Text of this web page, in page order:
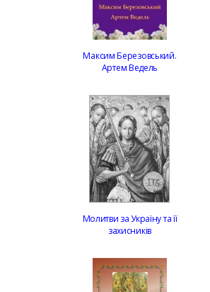
Максим Березовський.
Артем Ведель
Молитви за Україну та її
захисників